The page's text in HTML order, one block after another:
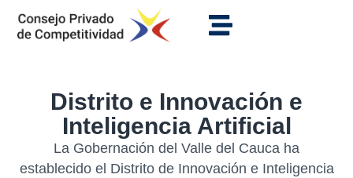
Distrito e Innovación e
Inteligencia Artificial
La Gobernación del Valle del Cauca ha
establecido el Distrito de Innovación e Inteligencia